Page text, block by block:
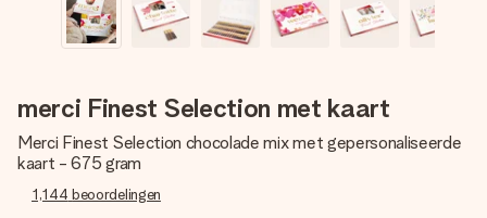
merci Finest Selection met kaart
Merci Finest Selection chocolade mix met gepersonaliseerde
kaart - 675 gram
1,144 beoordelingen